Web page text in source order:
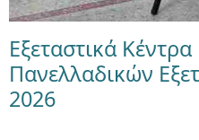
Εξεταστικά
Πανελλαδικών
2026